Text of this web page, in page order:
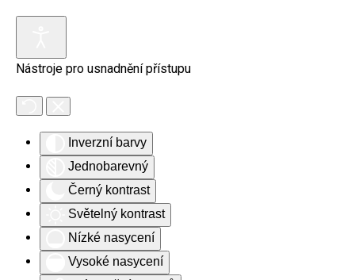
Nástroje pro usnadnění přístupu
Inverzní barvy
Jednobarevný
Černý kontrast
Světelný kontrast
Nízké nasycení
Vysoké nasycení